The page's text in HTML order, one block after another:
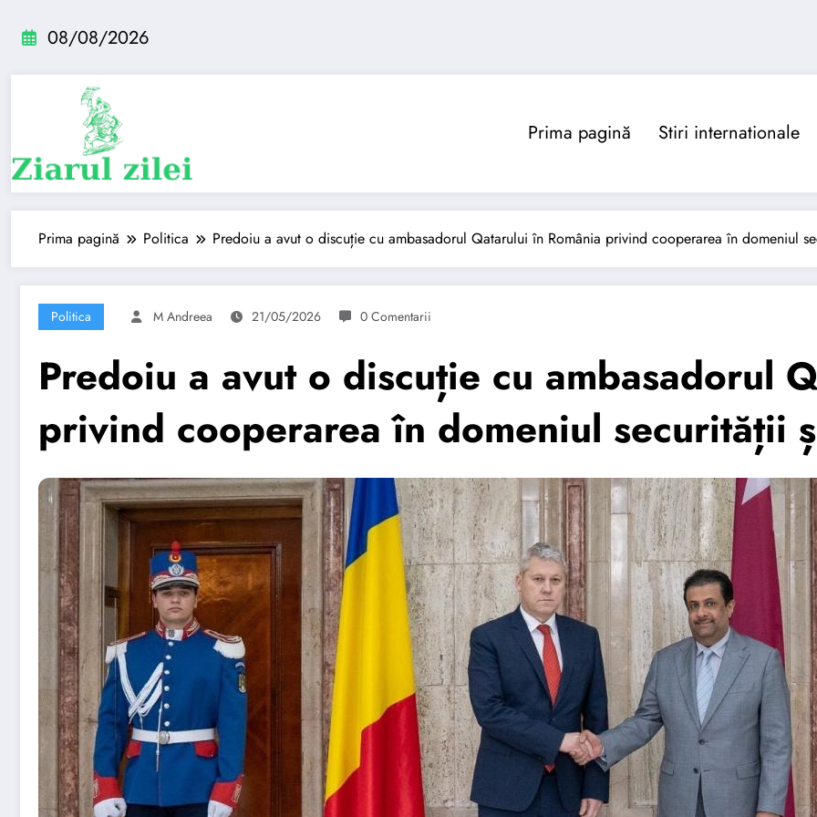
08/08/2026
Prima pagină Stiri internationale
Prima pagină Politica Predoiu a avut o discuție cu ambasadorul Qatarului în România privind cooperarea în domeniul
Politica M Andreea 21/05/2026 0 Comentarii
Predoiu a avut o discuție cu ambasadorul
privind cooperarea în domeniul securității